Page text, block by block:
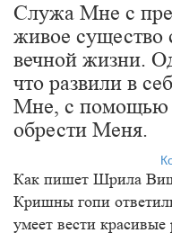
Служа Мне с
живое существо
вечной жизни.
что развили в
Мне, с помощью
обрести Меня.
Как пишет Шрила
Кришны гопи
умеет вести